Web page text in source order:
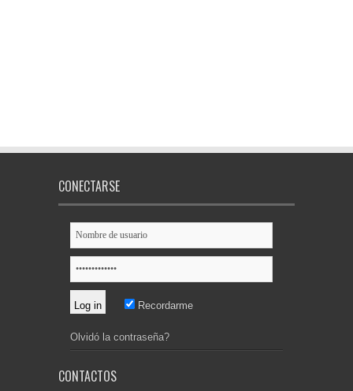
CONECTARSE
Recordarme
Olvidó la contraseña?
CONTACTOS